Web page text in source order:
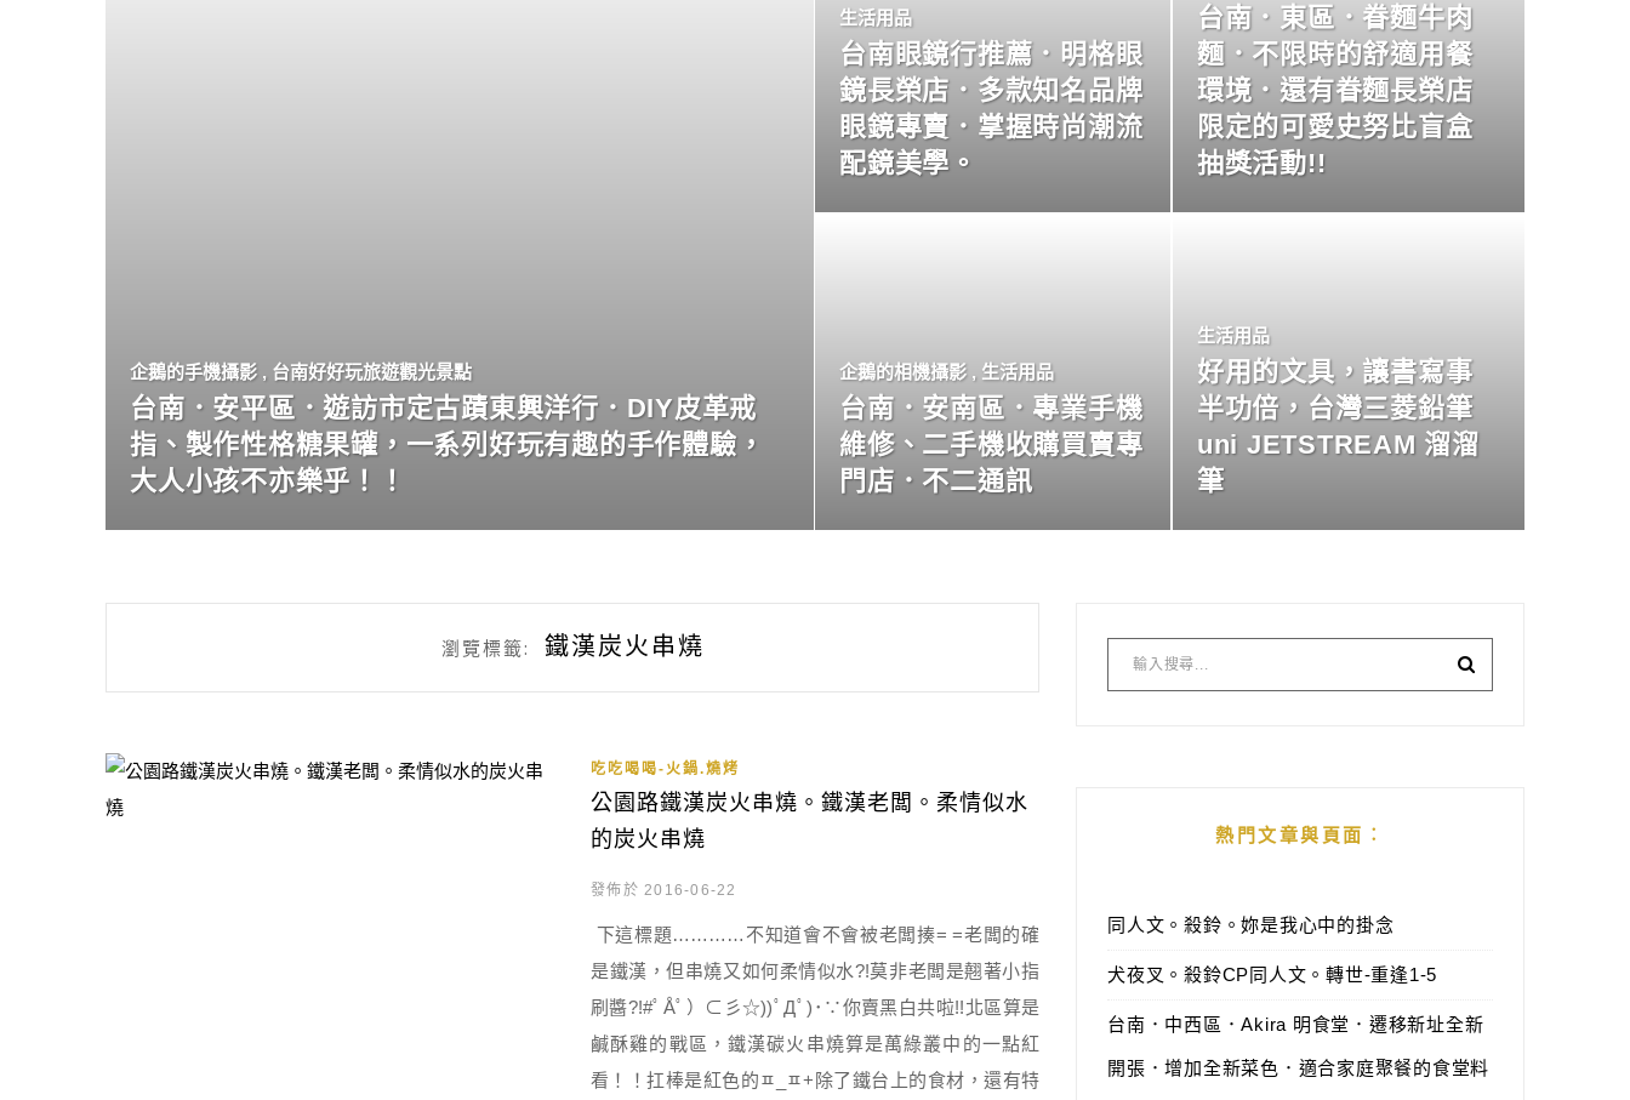
企鵝的手機攝影 , 台南好好玩旅遊觀光景點
台南．安平區．遊訪市定古蹟東興洋行．DIY皮革戒
指、製作性格糖果罐，一系列好玩有趣的手作體驗，
大人小孩不亦樂乎！！
生活用品
台南眼鏡行推薦．明格眼
鏡長榮店．多款知名品牌
眼鏡專賣．掌握時尚潮流
配鏡美學。
台南．東區．眷麵牛肉
麵．不限時的舒適用餐
環境．還有眷麵長榮店
限定的可愛史努比盲盒
抽獎活動!!
企鵝的相機攝影 , 生活用品
台南．安南區．專業手機
維修、二手機收購買賣專
門店．不二通訊
生活用品
好用的文具，讓書寫事
半功倍，台灣三菱鉛筆
uni JETSTREAM 溜溜
筆
瀏覽標籤: 鐵漢炭火串燒
吃吃喝喝-火鍋.燒烤
公園路鐵漢炭火串燒。鐵漢老闆。柔情似水
的炭火串燒
發佈於 2016-06-22
下這標題…………不知道會不會被老闆揍= =老闆的確
是鐵漢，但串燒又如何柔情似水?!莫非老闆是翹著小指
刷醬?!#ﾟÅﾟ）⊂彡☆))ﾟДﾟ)･∵你賣黑白共啦!!北區算是
鹹酥雞的戰區，鐵漢碳火串燒算是萬綠叢中的一點紅
看！！扛棒是紅色的ㅍ_ㅍ+除了鐵台上的食材，還有特
熱門文章與頁面︰
同人文。殺鈴。妳是我心中的掛念
犬夜叉。殺鈴CP同人文。轉世-重逢1-5
台南．中西區．Akira 明食堂．遷移新址全新
開張．增加全新菜色．適合家庭聚餐的食堂料